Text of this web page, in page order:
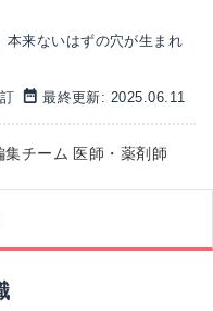
本来ないはずの穴が生まれ
最終更新: 2025.06.11
チーム 医師・薬剤師